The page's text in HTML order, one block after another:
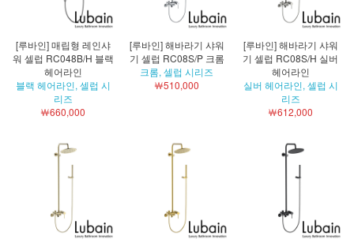
[루바인] 매립형 레인샤
워 셀럽 RC048B/H 블랙
헤어라인
블랙 헤어라인, 셀럽 시
리즈
￦660,000
[루바인] 해바라기 샤워
기 셀럽 RC08S/P 크롬
크롬, 셀럽 시리즈
￦510,000
[루바인] 해바라기 샤워
기 셀럽 RC08S/H 실버
헤어라인
실버 헤어라인, 셀럽 시
리즈
￦612,000